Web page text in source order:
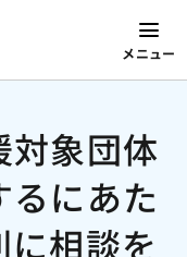
メニュー
対象団体
るにあた
に相談を